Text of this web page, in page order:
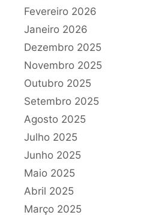
Fevereiro 2026
Janeiro 2026
Dezembro 2025
Novembro 2025
Outubro 2025
Setembro 2025
Agosto 2025
Julho 2025
Junho 2025
Maio 2025
Abril 2025
Março 2025